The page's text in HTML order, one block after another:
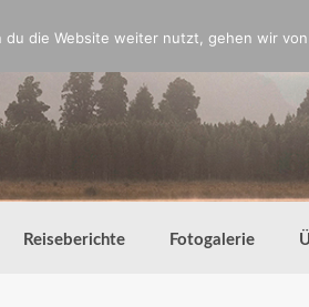
Reiseberichte Fotogalerie
die Website weiter nutzt, gehen wir